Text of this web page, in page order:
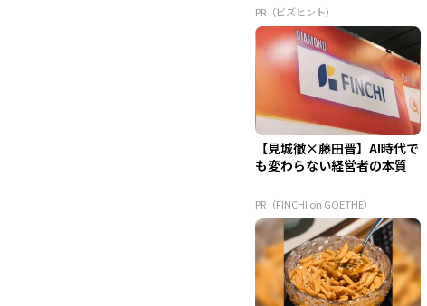
PR（ビズヒント）
【見城徹×藤田晋】AI時代で
も変わらない経営者の本質
PR（FINCHI on GOETHE）